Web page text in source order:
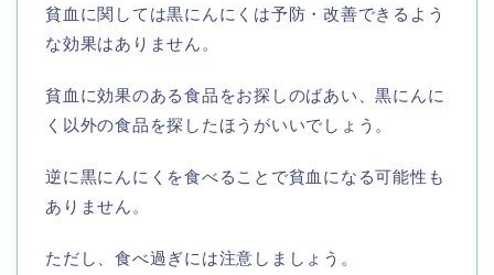
貧血に関しては黒にんにくは予防・改善できるよう
な効果はありません。
貧血に効果のある食品をお探しのばあい、黒にんに
く以外の食品を探したほうがいいでしょう。
逆に黒にんにくを食べることで貧血になる可能性も
ありません。
ただし、食べ過ぎには注意しましょう。